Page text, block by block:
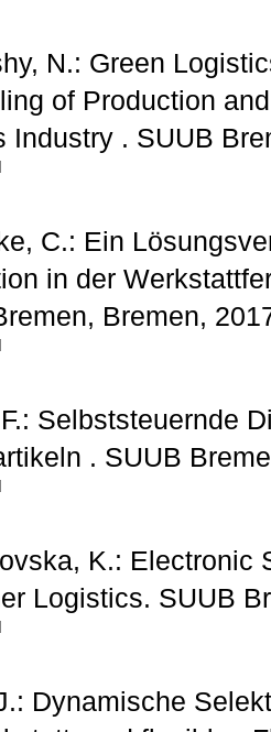
N.: Green
of Production
Industry . SUUB
C.: Ein
in der
Bremen,
Selbststeuernde
. SUUB
K.: Electronic
Logistics. SUUB
Dynamische